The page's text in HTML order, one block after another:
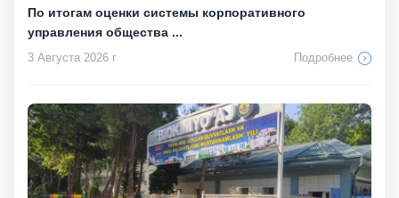
По итогам оценки системы корпоративного
управления общества ...
3 Августа 2026 г Подробнее